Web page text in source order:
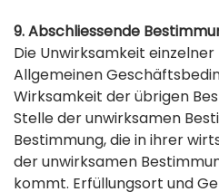
9. Abschliessende
Die Unwirksamkeit
Allgemeinen
Wirksamkeit der übrigen
Stelle der unwirksamen
Bestimmung, die in ihrer
der unwirksamen
kommt. Erfüllungsort und